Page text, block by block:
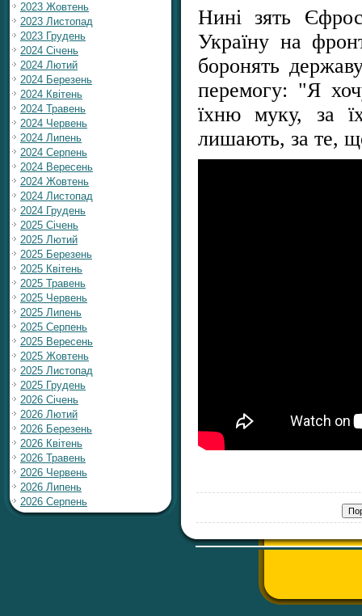
2023 Жовтень
2023 Листопад
2023 Грудень
2024 Січень
2024 Лютий
2024 Березень
2024 Квітень
2024 Травень
2024 Червень
2024 Липень
2024 Серпень
2024 Вересень
2024 Жовтень
2024 Листопад
2024 Грудень
2025 Січень
2025 Лютий
2025 Березень
2025 Квітень
2025 Травень
2025 Червень
2025 Липень
2025 Серпень
2025 Вересень
2025 Жовтень
2025 Листопад
2025 Грудень
2026 Січень
2026 Лютий
2026 Березень
2026 Квітень
2026 Травень
2026 Червень
2026 Липень
2026 Серпень
Нині зять
Україну на
боронять
перемогу: "Я
їхню муку, за
лишають, за те,